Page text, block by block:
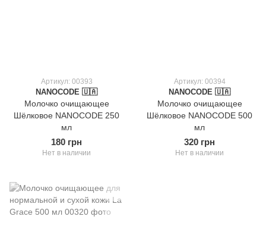
Артикул: 00393
NANOCODE 🇺🇦
Молочко очищающее
Шёлковое NANOCODE 250
мл
180 грн
Нет в наличии
Артикул: 00394
NANOCODE 🇺🇦
Молочко очищающее
Шёлковое NANOCODE 500
мл
320 грн
Нет в наличии